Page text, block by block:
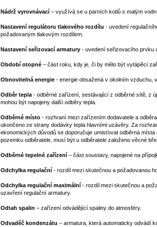
Nádrž vyrovnávací– využívá se u parních kotlů s malým
Nastavení regulátoru tlakového rozdílu - uvedení
požadovaným tlakovým rozdílem.
Nastavení seřizovací armatury- uvedení seřizovacího prvku
Období otopné– část roku, kdy je, či by mělo být vytápěcí
Obnovitelná energie- energie obsažená v okolním vzduchu,
Odběr tepla- odběrné zařízení, sestávající z odběrné sítě, z
mohou být napojeny další odběry tepla.
Odběrné místo- rozhraní mezi zařízením dodavatele a
ukončeno ze strany dodávky tepla hlavními uzávěry. Za
ekonomických důvodů se doporučuje umisťovat odběrná
pozemku odběratele, musí být u odběratele založeno věcné
Odběrné tepelné zařízení– část soustavy, napojené na
Odchylka regulační- rozdíl mezi skutečnou a požadovanou
Odchylka regulační maximální- rozdíl mezi skutečnou a
uzavření regulační armatury.
Odtah spalin – zařízení odvádějící spaliny do atmosféry.
Odvaděč kondenzátu – armatura, která automaticky odvádí